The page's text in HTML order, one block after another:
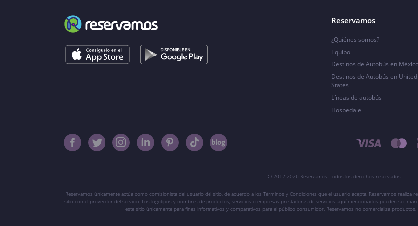
Reservamos
¿Quiénes somos?
Equipo
Destinos de Autobús en México
Destinos de Autobús en United
States
Líneas de autobús
Hospedaje
© 2012-2026 Reservamos. Todos los derechos reservados.
Reservamos únicamente actúa como comisionista del usuario del sitio, de acuerdo a los Términos y Condiciones que el usuario acepta. Reservamos
sitio con el proveedor del servicio. Los logotipos y nombres de productos, servicios o empresas prestadoras de servicios aquí mencionados pueden ser
este sitio únicamente para fines informativos y comparativos para el público consumidor. Reservamos no comercializa